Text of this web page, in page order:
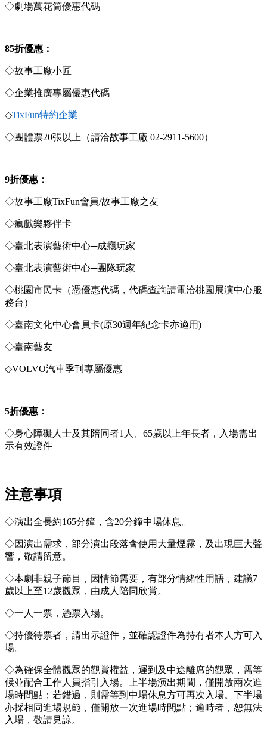
◇劇場萬花筒優惠代碼
85折優惠：
◇故事工廠小匠
◇企業推廣專屬優惠代碼
◇TixFun特約企業
◇團體票20張以上（請洽故事工廠 02-2911-5600）
9折優惠：
◇故事工廠TixFun會員/故事工廠之友
◇瘋戲樂夥伴卡
◇臺北表演藝術中心─成癮玩家
◇臺北表演藝術中心─團隊玩家
◇桃園市民卡（憑優惠代碼，代碼查詢請電洽桃園展演中心服
務台）
◇臺南文化中心會員卡(原30週年紀念卡亦適用)
◇臺南藝友
◇VOLVO汽車季刊專屬優惠
5折優惠：
◇身心障礙人士及其陪同者1人、65歲以上年長者，入場需出
示有效證件
注意事項
◇演出全長約165分鐘，含20分鐘中場休息。
◇因演出需求，部分演出段落會使用大量煙霧，及出現巨大聲
響，敬請留意。
◇本劇非親子節目，因情節需要，有部分情緒性用語，建議7
歲以上至12歲觀眾，由成人陪同欣賞。
◇一人一票，憑票入場。
◇持優待票者，請出示證件，並確認證件為持有者本人方可入
場。
◇為確保全體觀眾的觀賞權益，遲到及中途離席的觀眾，需等
候並配合工作人員指引入場。上半場演出期間，僅開放兩次進
場時間點；若錯過，則需等到中場休息方可再次入場。下半場
亦採相同進場規範，僅開放一次進場時間點；逾時者，恕無法
入場，敬請見諒。